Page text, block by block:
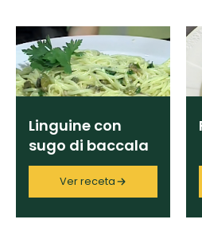
Linguine con
sugo di baccala
ai cartoccio
Ver receta